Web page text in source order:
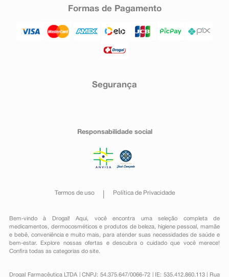
Formas de Pagamento
Segurança
Responsabilidade social
Termos de uso Política de Privacidade
Bem-vindo à Drogal! Aqui, você encontra uma seleção completa de
medicamentos , dermocosméticos e produtos de beleza, higiene pessoal ,mamãe
e bebê, conveniênciae muito mais, para atender suas necessidades de saúde e
bem-estar. Explore nossas ofertas e descubra o cuidado que você merece!
Confira todas as categorias do site.
Drogal Farmacêutica LTDA | CNPJ: 54.375.647/0066-72 | IE: 535.412.860.113 | Rua